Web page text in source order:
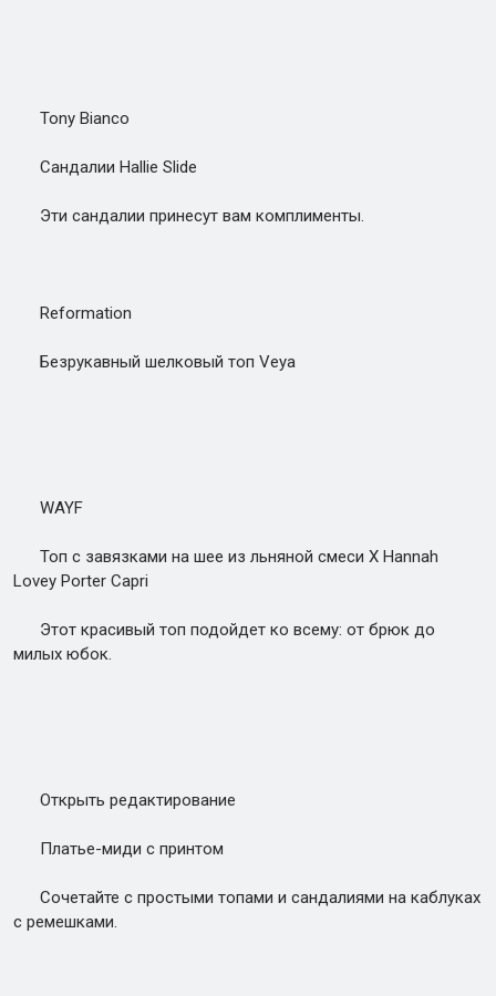
Tony Bianco
Сандалии Hallie Slide
Эти сандалии принесут вам комплименты.
Reformation
Безрукавный шелковый топ Veya
WAYF
Топ с завязками на шее из льняной смеси X Hannah
Lovey Porter Capri
Этот красивый топ подойдет ко всему: от брюк до
милых юбок.
Открыть редактирование
Платье-миди с принтом
Сочетайте с простыми топами и сандалиями на каблуках
с ремешками.